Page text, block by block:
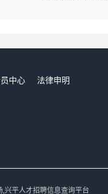
中心
法律申明
兴平人才招聘信息查询平台